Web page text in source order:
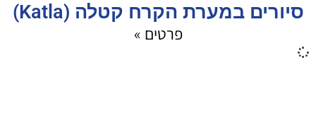
סיורים במערת הקרח קטלה (Katla)
פרטים »